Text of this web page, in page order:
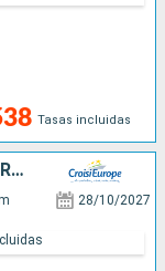
Tasas incluidas
LA HOLLANDE ET LA VALLÉE DU RHIN ROMANTIQUE
28/10/2027